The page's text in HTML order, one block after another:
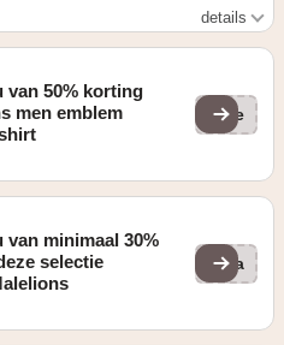
details
van 50% korting
men emblem
(ge
van minimaal 30%
selectie
JGa